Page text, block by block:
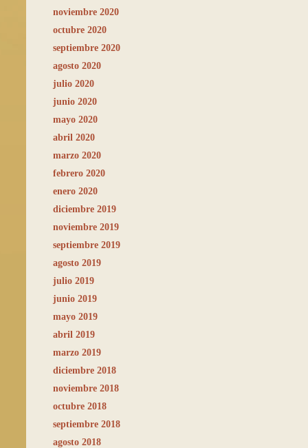
noviembre 2020
octubre 2020
septiembre 2020
agosto 2020
julio 2020
junio 2020
mayo 2020
abril 2020
marzo 2020
febrero 2020
enero 2020
diciembre 2019
noviembre 2019
septiembre 2019
agosto 2019
julio 2019
junio 2019
mayo 2019
abril 2019
marzo 2019
diciembre 2018
noviembre 2018
octubre 2018
septiembre 2018
agosto 2018